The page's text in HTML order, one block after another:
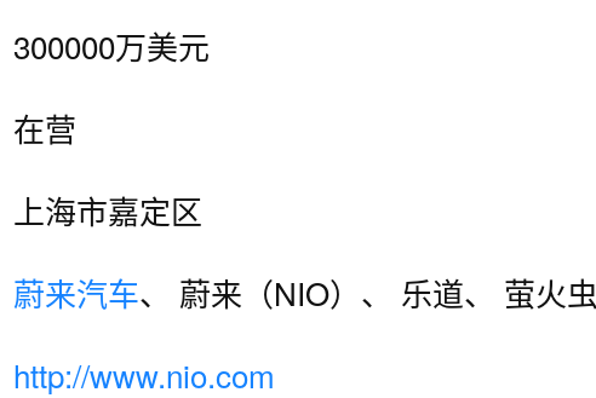
300000万美元
在营
上海市嘉定区
蔚来汽车、 蔚来（NIO）、 乐道、 萤火虫
http://www.nio.com